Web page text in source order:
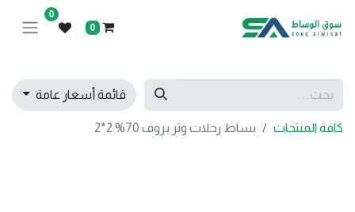
0
0
قائمة أسعار عامة
كافة المنتجات بساط رحلات وتر بروف 70% 2*2